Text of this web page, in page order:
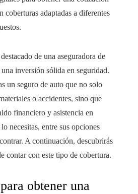
coberturas adaptadas a diferentes
de una aseguradora de
inversión sólida en seguridad.
un seguro de auto que no solo
o accidentes, sino que
financiero y asistencia en
necesitas, entre sus opciones
A continuación, descubrirás
contar con este tipo de cobertura.
obtener una